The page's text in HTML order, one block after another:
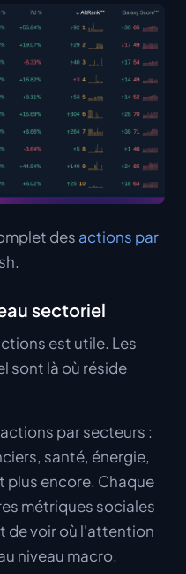
des actions par
sectoriel
est utile. Les
sont là où réside
par secteurs :
santé, énergie,
encore. Chaque
métriques sociales
de voir où l'attention
niveau macro.